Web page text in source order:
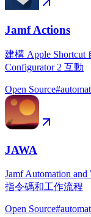
Jamf Actions
建構 Apple Shortcut
Configurator 2 互動
Open Source#
JAWA
Jamf Automation
指令碼和工作流程
Open Source#